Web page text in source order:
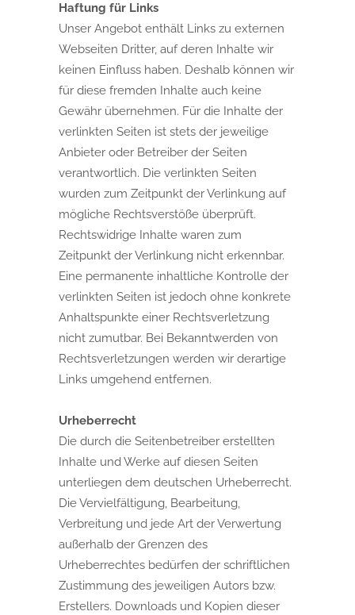
Haftung für Links
Unser Angebot enthält Links zu externen
Webseiten Dritter, auf deren Inhalte wir
keinen Einfluss haben. Deshalb können wir
für diese fremden Inhalte auch keine
Gewähr übernehmen. Für die Inhalte der
verlinkten Seiten ist stets der jeweilige
Anbieter oder Betreiber der Seiten
verantwortlich. Die verlinkten Seiten
wurden zum Zeitpunkt der Verlinkung auf
mögliche Rechtsverstöße überprüft.
Rechtswidrige Inhalte waren zum
Zeitpunkt der Verlinkung nicht erkennbar.
Eine permanente inhaltliche Kontrolle der
verlinkten Seiten ist jedoch ohne konkrete
Anhaltspunkte einer Rechtsverletzung
nicht zumutbar. Bei Bekanntwerden von
Rechtsverletzungen werden wir derartige
Links umgehend entfernen.
Urheberrecht
Die durch die Seitenbetreiber erstellten
Inhalte und Werke auf diesen Seiten
unterliegen dem deutschen Urheberrecht.
Die Vervielfältigung, Bearbeitung,
Verbreitung und jede Art der Verwertung
außerhalb der Grenzen des
Urheberrechtes bedürfen der schriftlichen
Zustimmung des jeweiligen Autors bzw.
Erstellers. Downloads und Kopien dieser